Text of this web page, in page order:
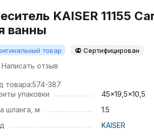
KAISER 11155
ванны
товар Сертифицирован
Написать отзыв
товара:574-387
упаковки
45x19,5x10,5
шланга, м
1.5
KAISER